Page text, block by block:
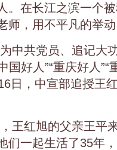
。在长江之滨一个
师，用不平凡的举
中共党员、追记大
国好人”“重庆好人
日，中宣部追授王
王红旭的父亲王平
们一起生活了35年